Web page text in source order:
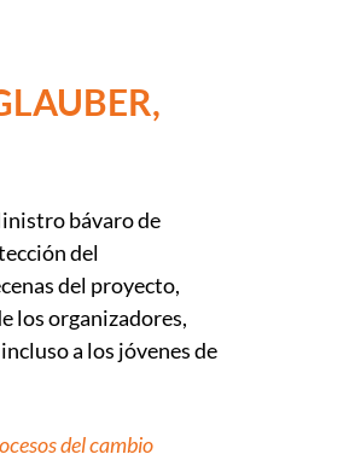
bávaro de
del
del proyecto,
los organizadores,
a los jóvenes de
del cambio